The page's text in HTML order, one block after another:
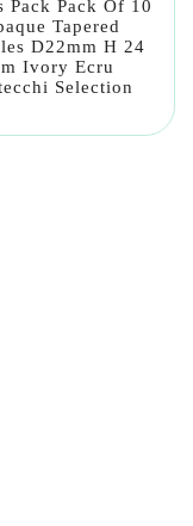
Pack Pack Of 10
Tapered
D22mm H 24
Ivory Ecru
Selection